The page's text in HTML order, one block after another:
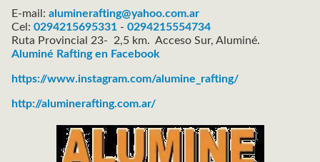
E-mail: aluminerafting@yahoo.com.ar
Cel: 0294215695331 - 0294215554734
Ruta Provincial 23- 2,5 km. Acceso Sur, Aluminé.
Aluminé Rafting en Facebook
https://www.instagram.com/alumine_rafting/
http://aluminerafting.com.ar/